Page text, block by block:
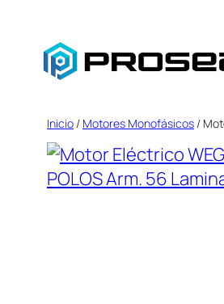
contenido
Inicio / Motores Monofásicos /